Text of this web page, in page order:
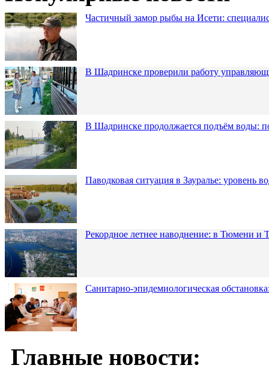
Частичный замор рыбы на Исети:
В Шадринске проверили работу
В Шадринске продолжается подъём воды:
Паводковая ситуация в Зауралье: уровень
Рекордное летнее наводнение: в Тюмени и
Санитарно-эпидемиологическая
Главные новости: